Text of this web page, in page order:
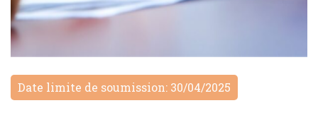
Date limite de soumission: 30/04/2025